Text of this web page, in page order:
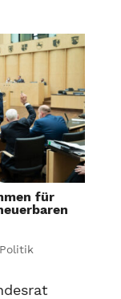
für
Politik